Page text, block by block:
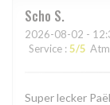
Scho S
2026-08-02 -
Service : 5/5
Super lecker